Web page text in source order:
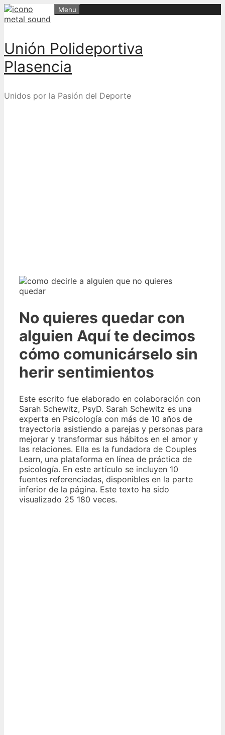
Skip
to
Unión Polideportiva
Plasencia
Unidos por la Pasión del Deporte
Menu
No quieres quedar con
alguien Aquí te decimos
cómo comunicárselo sin
herir sentimientos
Este escrito fue elaborado en colaboración con
Sarah Schewitz, PsyD. Sarah Schewitz es una
experta en Psicología con más de 10 años de
trayectoria asistiendo a parejas y personas para
mejorar y transformar sus hábitos en el amor y
las relaciones. Ella es la fundadora de Couples
Learn, una plataforma en línea de práctica de
psicología. En este artículo se incluyen 10
fuentes referenciadas, disponibles en la parte
inferior de la página. Este texto ha sido
visualizado 25 180 veces.